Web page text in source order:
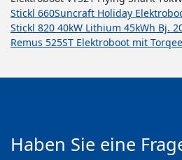
Stickl 660Suncraft Holiday
Stickl 820 40kW Lithium 45kWh Bj.
Remus 525ST Elektroboot mit
Haben Sie eine